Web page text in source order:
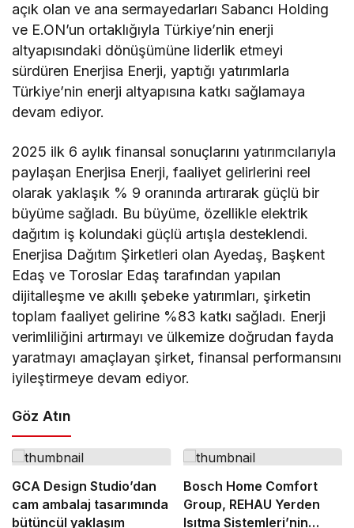
açık olan ve ana sermayedarları Sabancı Holding
ve E.ON’un ortaklığıyla Türkiye’nin enerji
altyapısındaki dönüşümüne liderlik etmeyi
sürdüren Enerjisa Enerji, yaptığı yatırımlarla
Türkiye’nin enerji altyapısına katkı sağlamaya
devam ediyor.
2025 ilk 6 aylık finansal sonuçlarını yatırımcılarıyla
paylaşan Enerjisa Enerji, faaliyet gelirlerini reel
olarak yaklaşık % 9 oranında artırarak güçlü bir
büyüme sağladı. Bu büyüme, özellikle elektrik
dağıtım iş kolundaki güçlü artışla desteklendi.
Enerjisa Dağıtım Şirketleri olan Ayedaş, Başkent
Edaş ve Toroslar Edaş tarafından yapılan
dijitalleşme ve akıllı şebeke yatırımları, şirketin
toplam faaliyet gelirine %83 katkı sağladı. Enerji
verimliliğini artırmayı ve ülkemize doğrudan fayda
yaratmayı amaçlayan şirket, finansal performansını
iyileştirmeye devam ediyor.
Göz Atın
GCA Design Studio’dan
cam ambalaj tasarımında
bütüncül yaklaşım
Bosch Home Comfort
Group, REHAU Yerden
Isıtma Sistemleri’nin